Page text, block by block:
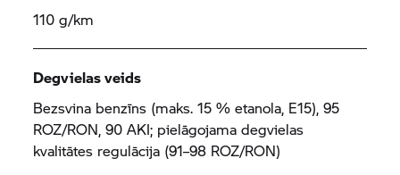
110 g/km
Degvielas veids
Bezsvina benzīns (maks. 15 % etanola, E15), 95
ROZ/RON, 90 AKI; pielāgojama degvielas
kvalitātes regulācija (91–98 ROZ/RON)